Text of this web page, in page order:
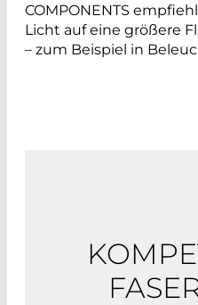
COMPONENTS
Licht auf eine größere
– zum Beispiel in